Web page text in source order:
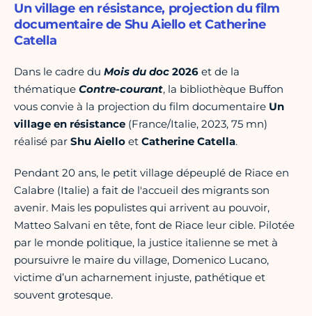
Un village en résistance, projection du film
documentaire de Shu Aiello et Catherine
Catella
Dans le cadre du Mois du doc 2026 et de la
thématique Contre-courant, la bibliothèque Buffon
vous convie à la projection du film documentaire Un
village en résistance (France/Italie, 2023, 75 mn)
réalisé par Shu Aiello et Catherine Catella.
Pendant 20 ans, le petit village dépeuplé de Riace en
Calabre (Italie) a fait de l'accueil des migrants son
avenir. Mais les populistes qui arrivent au pouvoir,
Matteo Salvani en tête, font de Riace leur cible. Pilotée
par le monde politique, la justice italienne se met à
poursuivre le maire du village, Domenico Lucano,
victime d’un acharnement injuste, pathétique et
souvent grotesque.